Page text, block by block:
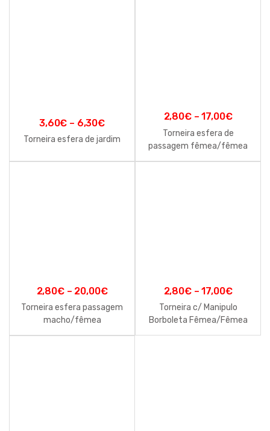
3,60€ – 6,30€
Torneira esfera de jardim
2,80€–17,00€
Torneira esfera de
passagem fêmea/fêmea
2,80€– 20,00€
Torneira esfera passagem
macho/fêmea
2,80€–17,00€
Torneira c/ Manipulo
Borboleta Fêmea/Fêmea